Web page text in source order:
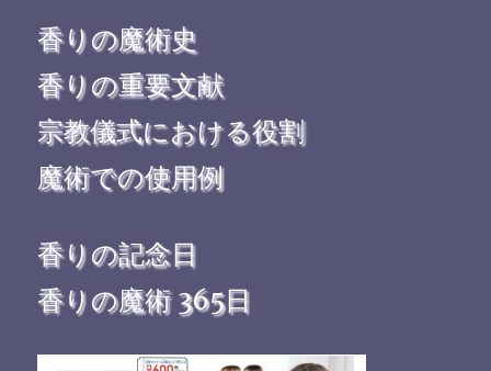
香りの魔術史
香りの重要文献
宗教儀式における役割
魔術での使用例
香りの記念日
香りの魔術 365日